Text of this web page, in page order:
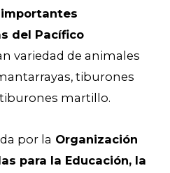
del Pacífico
variedad de animales
tiburones
martillo.
por la Organización
para la Educación, la